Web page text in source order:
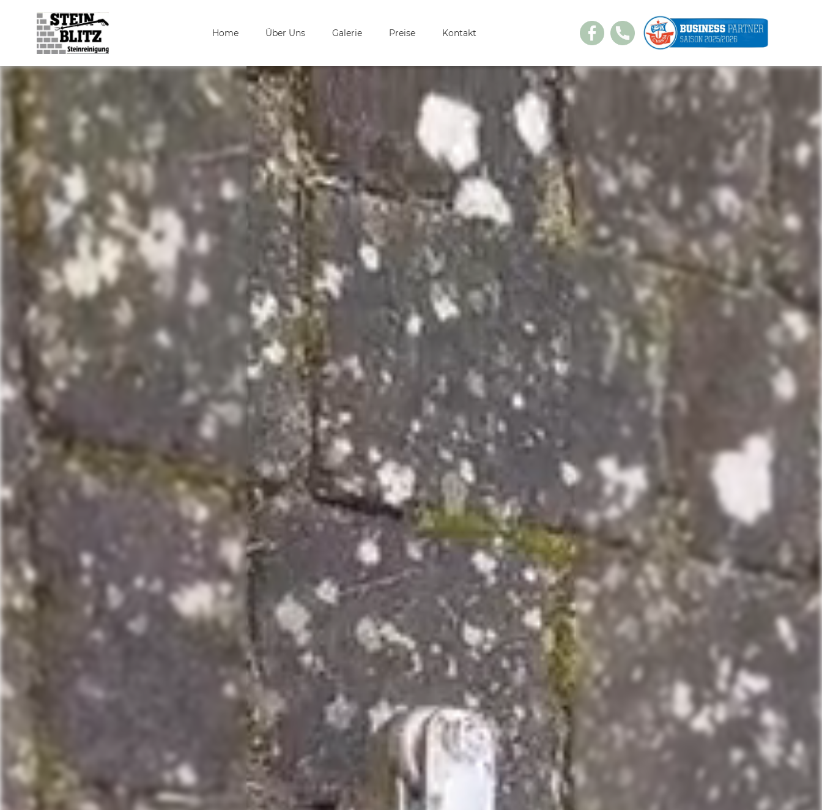
Home Über Uns Galerie Preise Kontakt